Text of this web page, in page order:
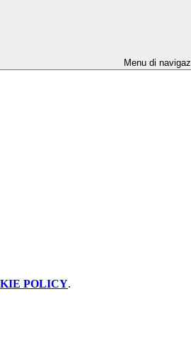
Menu di
POLICY.